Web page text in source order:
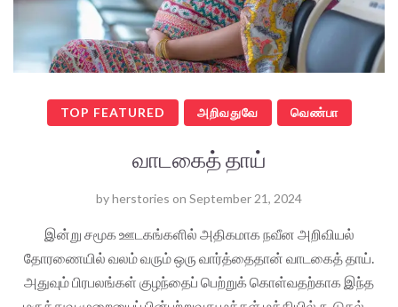
TOP FEATURED அறிவதுவே வெண்பா
வாடகைத் தாய்
byherstories on September 21, 2024
இன்று சமூக ஊடகங்களில் அதிகமாக நவீன அறிவியல்
தோரணையில் வலம் வரும் ஒரு வார்த்தைதான் வாடகைத் தாய்.
அதுவும் பிரபலங்கள் குழந்தைப் பெற்றுக் கொள்வதற்காக இந்த